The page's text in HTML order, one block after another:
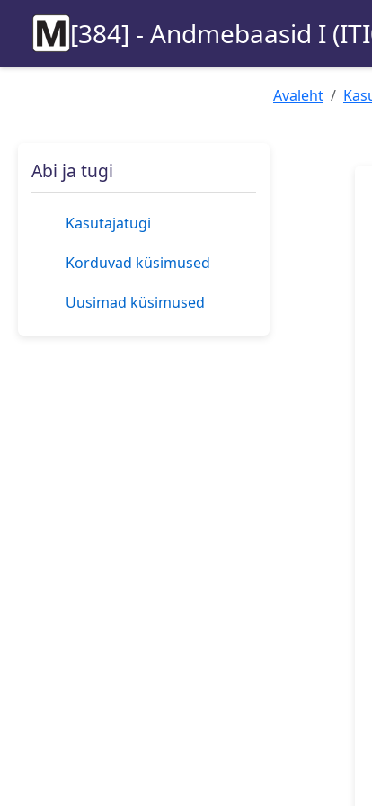
[384] - Andmebaasid I
Avaleht
Abi ja tugi
Kasutajatugi
Korduvad küsimused
Uusimad küsimused